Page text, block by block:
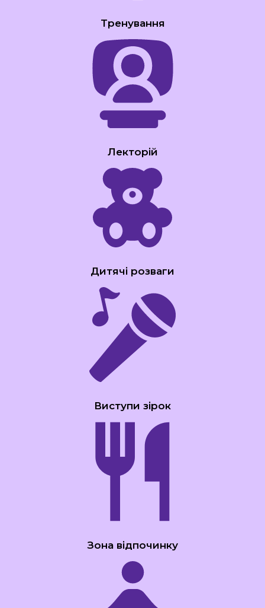
Тренування
Лекторій
Дитячі розваги
Виступи зірок
Зона відпочинку